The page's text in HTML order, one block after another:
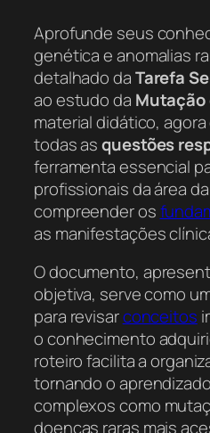
Aprofunde seus
genética e anomalias
detalhado daTarefa
ao estudo da Mutação
material didático,
todas asquestões
ferramenta essencial
profissionais da área
compreender os
as manifestações
O documento,
objetiva, serve como
para revisarconceitos
o conhecimento
roteiro facilita a
tornando o
complexos como
doenças raras mais